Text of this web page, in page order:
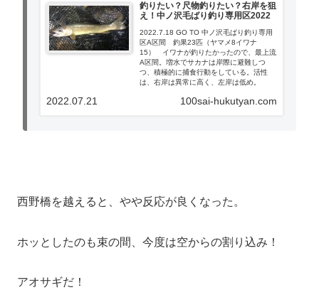
釣りたい？尺物釣りたい？右岸を狙
え！中ノ沢毛ばり釣り専用区2022
2022.7.18 GO TO 中ノ沢毛ばり釣り専用
区A区間 釣果23匹（ヤマメ8イワナ
15） イワナが釣りたかったので、最上流
A区間。増水でサカナは岸際に避難しつ
つ、積極的に捕食行動をしている。活性
は、右岸は異常に高く、左岸は低め。
100sai-hukutyan.com
2022.07.21
西野橋を越えると、やや反応が良くなった。
ホッとしたのも束の間、今度は空からの割り込み！
アオサギだ！